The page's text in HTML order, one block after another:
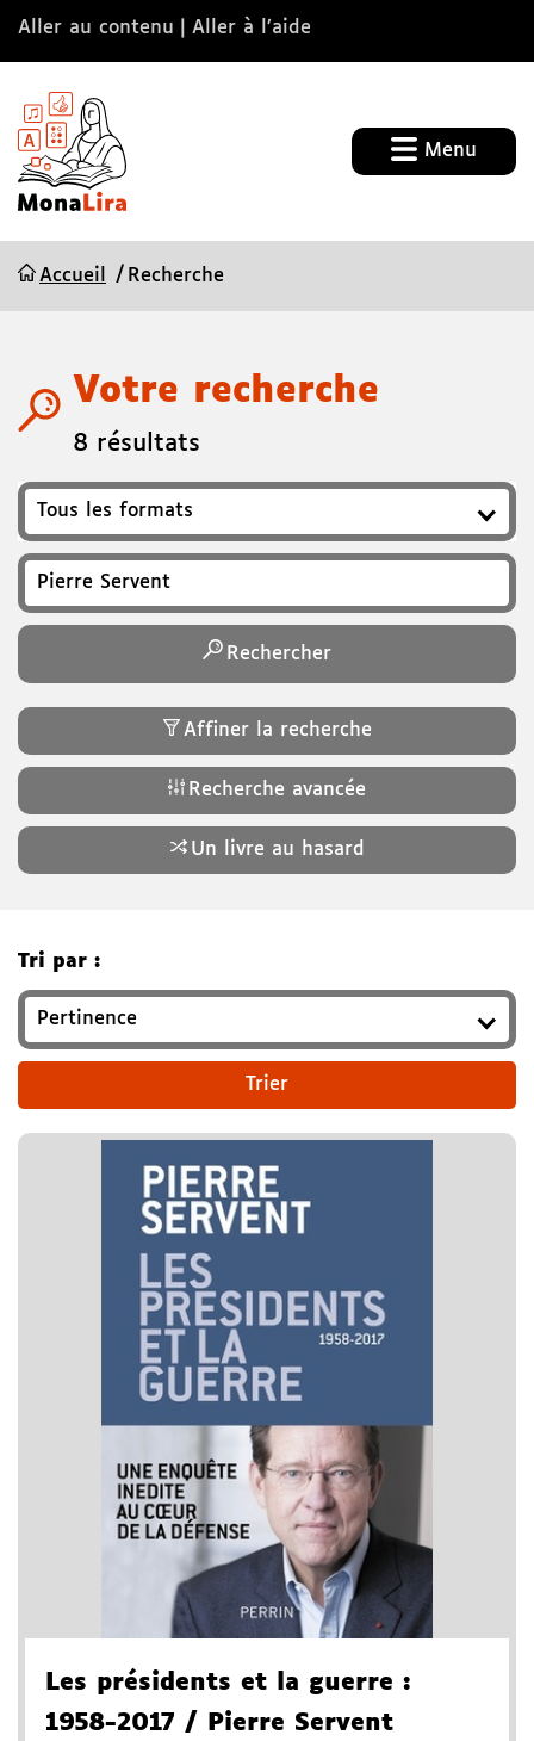
Aller au contenu Aller à l’aide
Menu
Accueil Recherche
Votre recherche
8 résultats
Format
Recherchez un titre, auteur, ISBN, genre…
Rechercher
Affiner la recherche
Recherche avancée
Un livre au hasard
Tri par :
Les présidents et la guerre :
1958-2017 / Pierre Servent